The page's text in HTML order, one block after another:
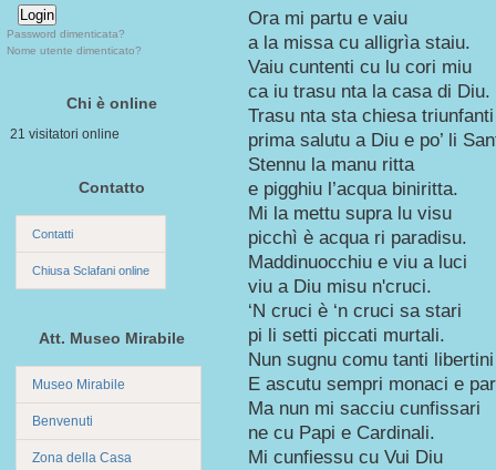
Password dimenticata?
Nome utente dimenticato?
Chi è online
21 visitatori online
Contatto
Contatti
Chiusa Sclafani online
Att. Museo Mirabile
Museo Mirabile
Benvenuti
Zona della Casa
Ora mi partu e vaiu
a la missa cu alligrìa staiu.
Vaiu cuntenti cu lu cori miu
ca iu trasu nta la casa di Diu.
Trasu nta sta chiesa triunfanti
prima salutu a Diu e po’ li
Stennu la manu ritta
e pigghiu l’acqua biniritta.
Mi la mettu supra lu visu
picchì è acqua ri paradisu.
Maddinuocchiu e viu a luci
viu a Diu misu n'cruci.
‘N cruci è ‘n cruci sa stari
pi li setti piccati murtali.
Nun sugnu comu tanti libertini
E ascutu sempri monaci e
Ma nun mi sacciu cunfissari
ne cu Papi e Cardinali.
Mi cunfiessu cu Vui Diu